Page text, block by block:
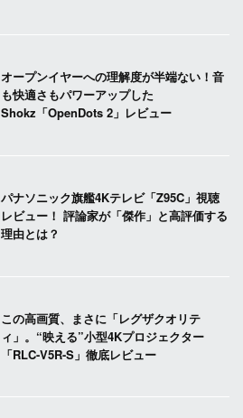
オープンイヤーへの理解度が半端ない！音
も快適さもパワーアップした
Shokz「OpenDots 2」レビュー
パナソニック旗艦4Kテレビ「Z95C」視聴
レビュー！ 評論家が「傑作」と高評価する
理由とは？
この高画質、まさに「レグザクオリテ
ィ」。“映える”小型4Kプロジェクター
「RLC-V5R-S」徹底レビュー